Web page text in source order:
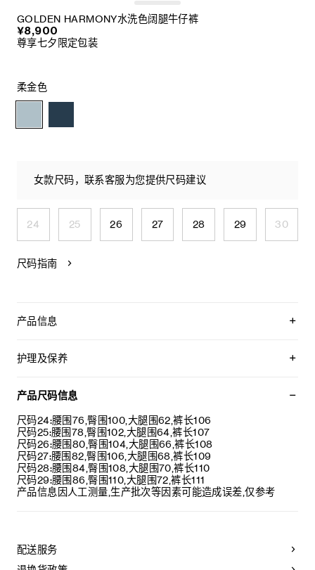
GOLDEN HARMONY水洗色阔腿牛仔裤
¥8,900
尊享七夕限定包装
柔金色
女款尺码，联系客服为您提供尺码建议
24 25 26 27 28 29 30
尺码指南
产品信息
宽松版型
5个口袋
腰部背面设有CELINE贴饰
拉链和镌刻CELINE JEANS字样的纽扣
日本制造(JP)
编号：RP0C2930F.08NY
护理及保养
仅使用不含漂白剂的洗衣产品。
最高熨烫温度：150°C / 302°F。
本品可用芳香化合物进行轻柔干洗
产品尺码信息
尺码24:腰围76,臀围100,大腿围62,裤长106
尺码25:腰围78,臀围102,大腿围64,裤长107
尺码26:腰围80,臀围104,大腿围66,裤长108
尺码27:腰围82,臀围106,大腿围68,裤长109
尺码28:腰围84,臀围108,大腿围70,裤长110
尺码29:腰围86,臀围110,大腿围72,裤长111
产品信息因人工测量,生产批次等因素可能造成误差,仅参考
配送服务